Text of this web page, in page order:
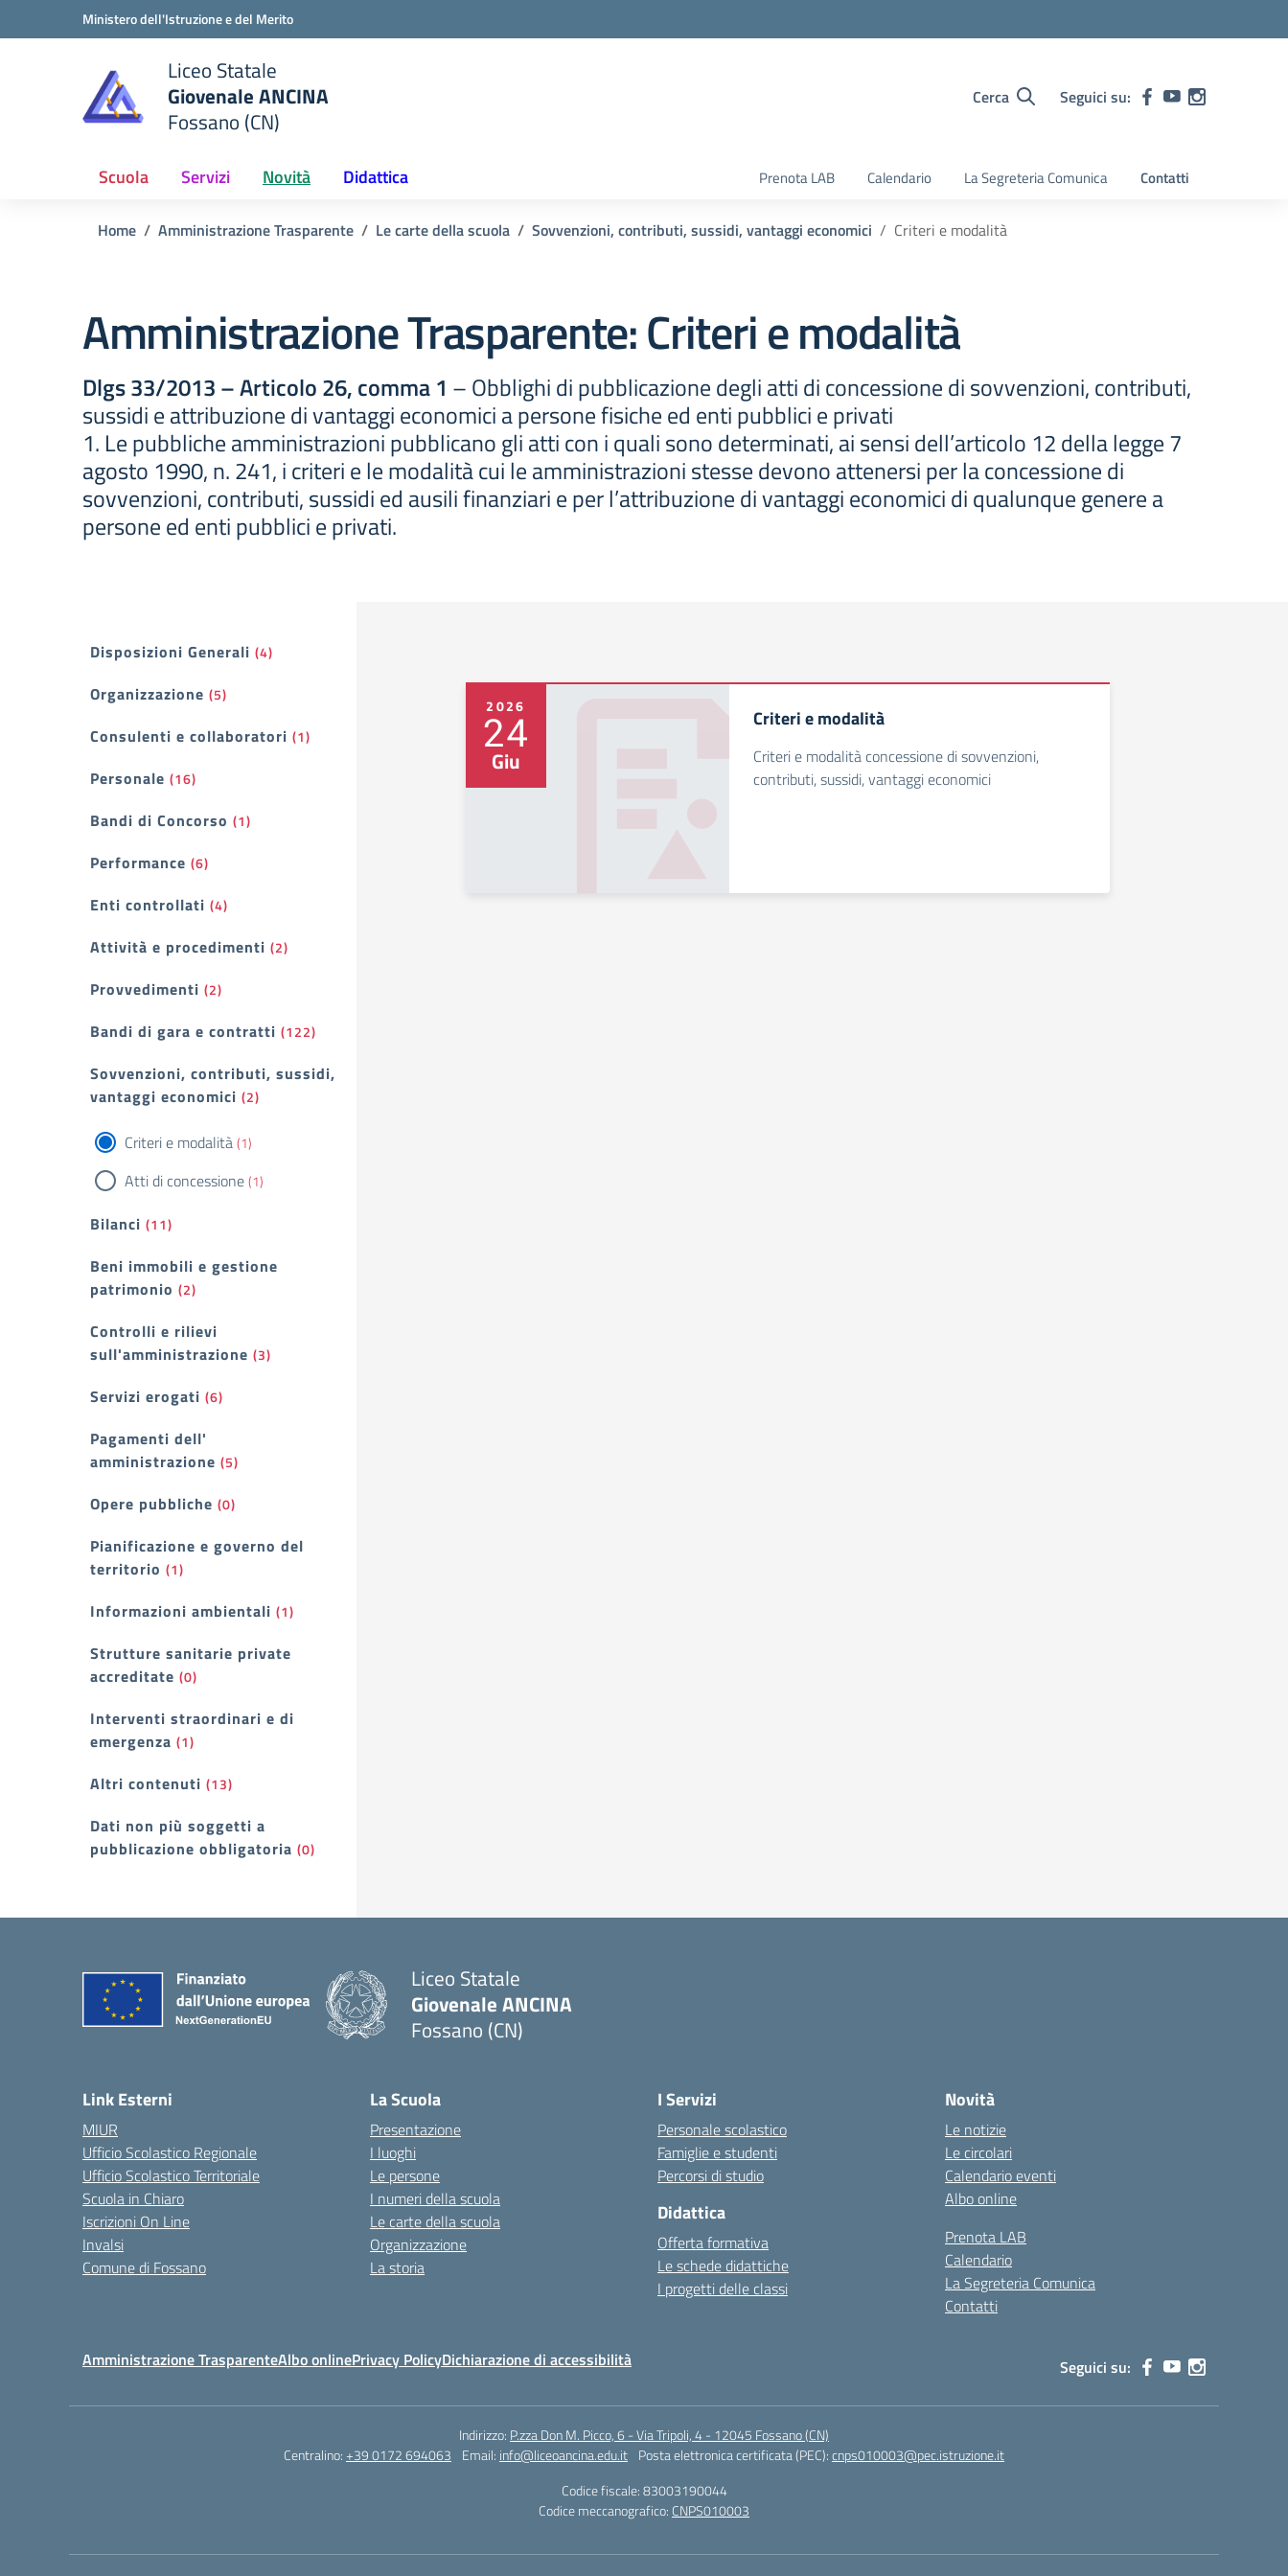
Vai ai contenuti
Vai al menu di navigazioneMinistero dell'Istruzione e del Merito
scuola
Liceo Statale
Giovenale ANCINA
Fossano (CN)
Cerca Seguici su:
Scuola Servizi Novità Didattica Prenota LAB Calendario La Segreteria Comunica Contatti
Home Amministrazione Trasparente Le carte della scuola Sovvenzioni, contributi, sussidi, vantaggi economici Criteri e modalità
Amministrazione Trasparente:Criteri e modalità
Dlgs 33/2013 – Articolo 26, comma 1 – Obblighi di pubblicazione degli atti di concessione di sovvenzioni, contributi,
sussidi e attribuzione di vantaggi economici a persone fisiche ed enti pubblici e privati
1. Le pubbliche amministrazioni pubblicano gli atti con i quali sono determinati, ai sensi dell’articolo 12 della legge 7
agosto 1990, n. 241, i criteri e le modalità cui le amministrazioni stesse devono attenersi per la concessione di
sovvenzioni, contributi, sussidi ed ausili finanziari e per l’attribuzione di vantaggi economici di qualunque genere a
persone ed enti pubblici e privati.
Filtri
Disposizioni Generali (4)
Organizzazione (5)
Consulenti e collaboratori (1)
Personale (16)
Bandi di Concorso (1)
Performance (6)
Enti controllati (4)
Attività e procedimenti (2)
Provvedimenti (2)
Bandi di gara e contratti (122)
Sovvenzioni, contributi, sussidi,
vantaggi economici (2)
Criteri e modalità(1)
Atti di concessione(1)
Bilanci (11)
Beni immobili e gestione
patrimonio (2)
Controlli e rilievi
sull'amministrazione (3)
Servizi erogati (6)
Pagamenti dell'
amministrazione (5)
Opere pubbliche (0)
Pianificazione e governo del
territorio (1)
Informazioni ambientali (1)
Strutture sanitarie private
accreditate (0)
Interventi straordinari e di
emergenza (1)
Altri contenuti (13)
Dati non più soggetti a
pubblicazione obbligatoria (0)
2026
24
Giu
Criteri e modalità
Criteri e modalità concessione di sovvenzioni,
contributi, sussidi, vantaggi economici
Liceo Statale
Giovenale ANCINA
Fossano (CN)
Link Esterni
MIUR
Ufficio Scolastico Regionale
Ufficio Scolastico Territoriale
Scuola in Chiaro
Iscrizioni On Line
Invalsi
Comune di Fossano
La Scuola
Presentazione
I luoghi
Le persone
I numeri della scuola
Le carte della scuola
Organizzazione
La storia
I Servizi
Personale scolastico
Famiglie e studenti
Percorsi di studio
Didattica
Offerta formativa
Le schede didattiche
I progetti delle classi
Novità
Le notizie
Le circolari
Calendario eventi
Albo online
Prenota LAB
Calendario
La Segreteria Comunica
Contatti
Amministrazione TrasparenteAlbo onlinePrivacy PolicyDichiarazione di accessibilità Seguici su:
Indirizzo: P.zza Don M. Picco, 6 - Via Tripoli, 4 - 12045 Fossano (CN)
Centralino:+39 0172 694063 Email: info@liceoancina.edu.it Posta elettronica certificata (PEC):cnps010003@pec.istruzione.it
Codice fiscale: 83003190044
Codice meccanografico: CNPS010003